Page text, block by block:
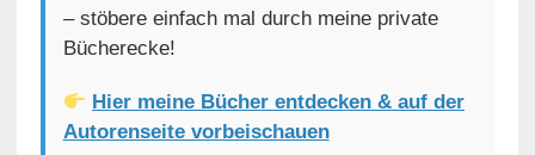
– stöbere einfach mal durch meine private
Bücherecke!
Hier meine Bücher entdecken & auf der
Autorenseite vorbeischauen